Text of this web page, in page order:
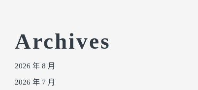
Archives
2026 年 8 月
2026 年 7 月